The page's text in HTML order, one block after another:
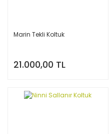
Marin Tekli Koltuk
21.000,00 TL